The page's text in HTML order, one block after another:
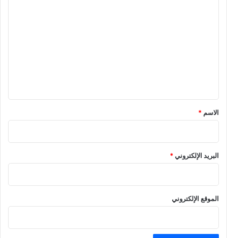
*
الاسم *
البريد الإلكتروني*
الموقع الإلكتروني